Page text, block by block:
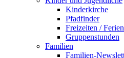
Kinderkirche
Pfadfinder
Freizeiten /
Gruppenstunden
Familien
Familien-